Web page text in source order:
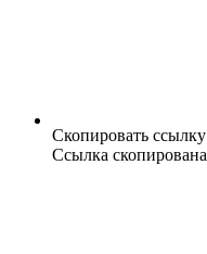
Скопировать ссылку
Ссылка скопирована